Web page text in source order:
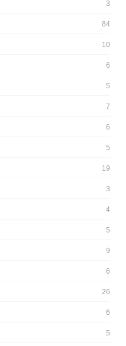
3
84
10
6
5
7
6
5
19
3
4
5
9
6
26
6
5